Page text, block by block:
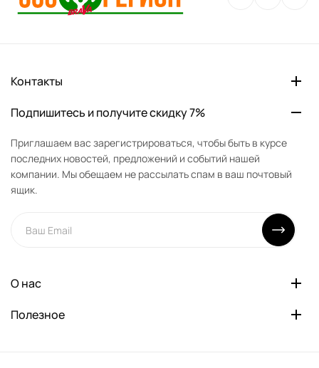
Контакты
Подпишитесь и получите скидку 7%
Приглашаем вас зарегистрироваться, чтобы быть в курсе
последних новостей, предложений и событий нашей
компании. Мы обещаем не рассылать спам в ваш почтовый
ящик.
О нас
Полезное